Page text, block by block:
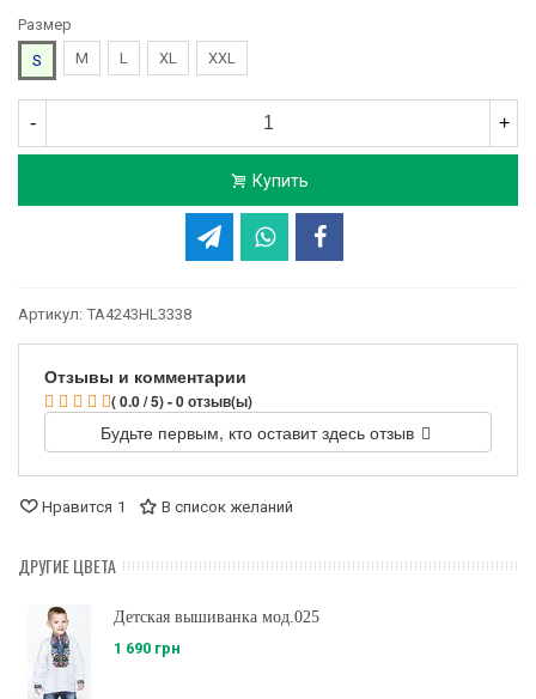
Размер
S
M L XL XXL
- +
Купить
Артикул: TA4243HL3338
Отзывы и комментарии
( 0.0 / 5) - 0 отзыв(ы)
Будьте первым, кто оставит здесь отзыв
Нравится 1 В список желаний
ДРУГИЕ ЦВЕТА
Детская вышиванка мод.025
1 690 грн